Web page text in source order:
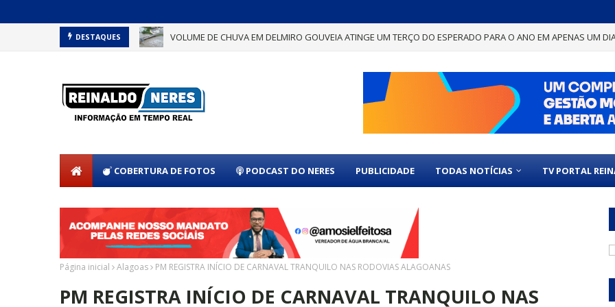
DESTAQUES VOLUME DE CHUVA EM DELMIRO GOUVEIA ATINGE UM TERÇO DO ESPERADO PARA O ANO EM APENAS UM
COBERTURA DE FOTOS PODCAST DO NERES PUBLICIDADE TODAS NOTÍCIAS TV PORTAL
Página inicial Alagoas PM REGISTRA INÍCIO DE CARNAVAL TRANQUILO NAS RODOVIAS ALAGOANAS
PM REGISTRA INÍCIO DE CARNAVAL TRANQUILO NAS